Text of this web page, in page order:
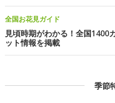
全国お花見ガイド
見頃時期がわかる！全国1400
ット情報を掲載
季節